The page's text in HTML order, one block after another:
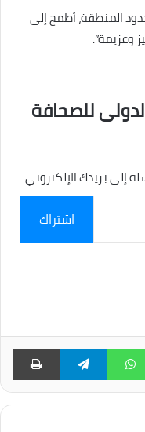
المنطقة، أطمح إلى
وعزيمة”.
للصحافة
إلى بريدك الإلكتروني.
اشتراك
ماسنجر واتساب تيلقرام